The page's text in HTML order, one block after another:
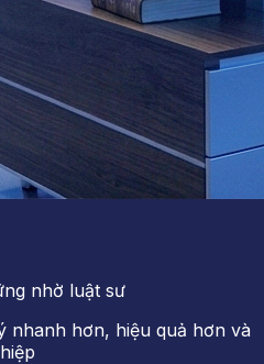
nhờ luật sư
nhanh hơn, hiệu quả hơn và